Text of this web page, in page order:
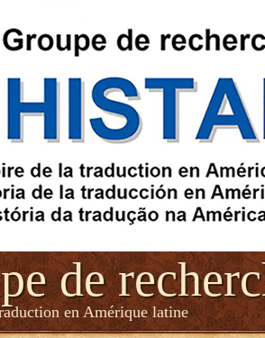
de
en Amérique latine